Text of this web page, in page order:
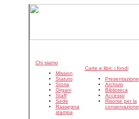
Chi siamo
Mission
Statuto
Storia
Organi
Staff
Sede
Rassegna
stampa
Carte e libri: i fondi
Presentazione
Archivio
Biblioteca
Accesso
Risorse per la
conservazione